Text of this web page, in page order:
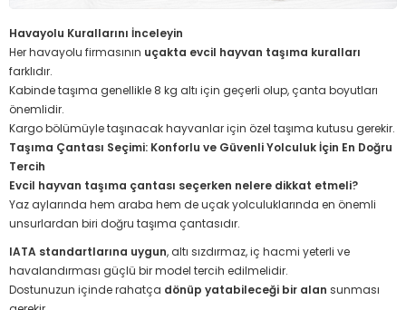
Havayolu Kurallarını İnceleyin
Her havayolu firmasının uçakta evcil hayvan taşıma kuralları
farklıdır.
Kabinde taşıma genellikle 8 kg altı için geçerli olup, çanta boyutları
önemlidir.
Kargo bölümüyle taşınacak hayvanlar için özel taşıma kutusu gerekir.
Taşıma Çantası Seçimi: Konforlu ve Güvenli Yolculuk İçin En Doğru
Tercih
Evcil hayvan taşıma çantası seçerken nelere dikkat etmeli?
Yaz aylarında hem araba hem de uçak yolculuklarında en önemli
unsurlardan biri doğru taşıma çantasıdır.
IATA standartlarına uygun, altı sızdırmaz, iç hacmi yeterli ve
havalandırması güçlü bir model tercih edilmelidir.
Dostunuzun içinde rahatça dönüp yatabileceği bir alan sunması